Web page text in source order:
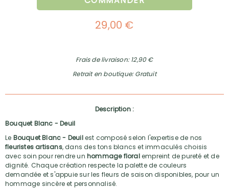
29,00 €
Frais de livraison: 12,90 €
Retrait en boutique: Gratuit
Description :
Bouquet Blanc - Deuil
Le Bouquet Blanc - Deuilest composé selon l'expertise de nos
fleuristes artisans, dans des tons blancs et immaculés choisis
avec soin pour rendre un hommage floralempreint de pureté et de
dignité. Chaque création respecte la palette de couleurs
demandée et s'appuie sur les fleurs de saison disponibles, pour un
hommage sincère et personnalisé.